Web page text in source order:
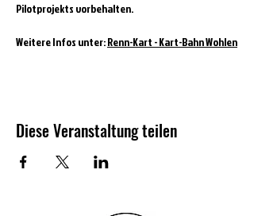
Pilotprojekts vorbehalten.
Weitere Infos unter: Renn-Kart - Kart-Bahn Wohlen
Diese Veranstaltung teilen